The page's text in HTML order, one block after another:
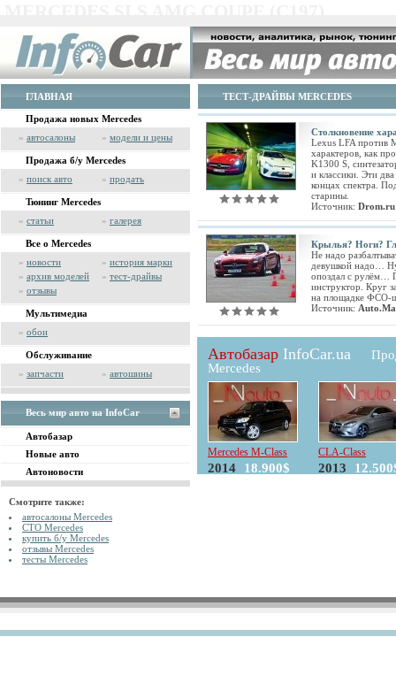
ГЛАВНАЯ
Продажа новых Mercedes
» автосалоны » модели и цены
Продажа б/у Mercedes
» поиск авто » продать
Тюнинг Mercedes
» статьи » галерея
Все о Mercedes
» новости » история марки
» архив моделей » тест-драйвы
» отзывы
Мультимедиа
» обои
Обслуживание
» запчасти » автошины
Весь мир авто на InfoCar
Автобазар
Новые авто
Автоновости
Смотрите также:
автосалоны Mercedes
СТО Mercedes
купить б/у Mercedes
отзывы Mercedes
тесты Mercedes
ТЕСТ-ДРАЙВЫ MERCEDES
Столкновение
Lexus LFA против
характеров, как
K1300 S,
и классики. Эти
концах спектра.
старины.
Источник: Drom.ru
Крылья? Ноги?
Не надо
девушкой надо…
опоздал с рулём…
инструктор. Круг
на площадке ФСО-
Источник:
Автобазар InfoCar.ua
Mercedes
Mercedes M-Class
2014 18.900$
CLA-Class
2013